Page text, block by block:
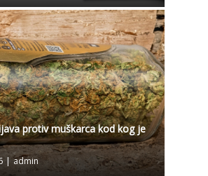
protiv muškarca kod kog je
| admin